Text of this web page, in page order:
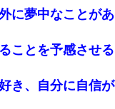
に夢中なことが
ことを予感させる
き、自分に自信